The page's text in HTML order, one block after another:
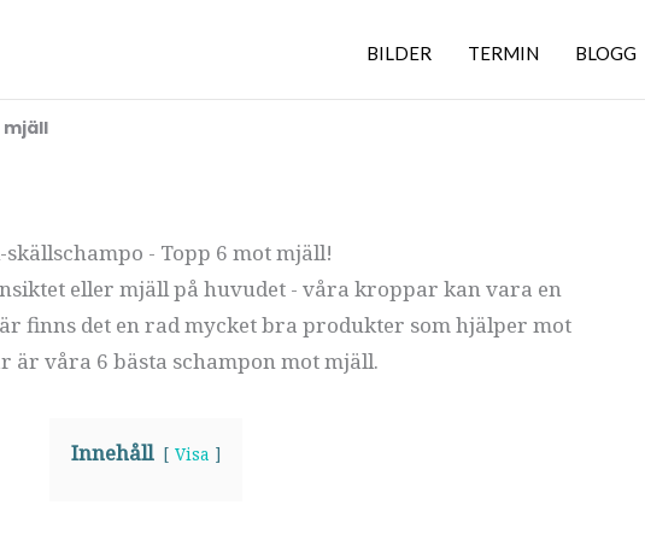
BILDER TERMIN BLOGG
mjäll
- Topp 6 mot mjäll!
eller mjäll på huvudet - våra kroppar kan vara en
finns det en rad mycket bra produkter som hjälper mot
är våra 6 bästa schampon mot mjäll.
Innehåll Visa